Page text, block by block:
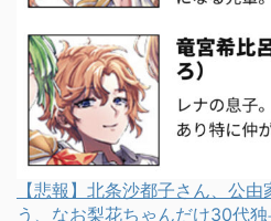
【悲報】北条沙都子さん、公
う、なお梨花ちゃんだけ30代